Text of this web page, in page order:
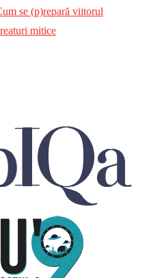
se (p)repară viitorul
mitice